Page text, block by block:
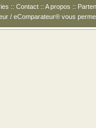
:: Contact :: A propos ::
/ eComparateur® vous